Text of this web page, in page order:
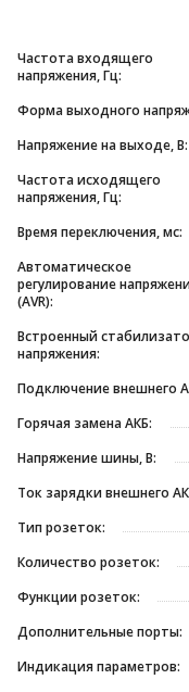
Частота входящего
напряжения, Гц:
Форма выходного
Напряжение на выходе, В:
Частота исходящего
напряжения, Гц:
Время переключения, мс:
Автоматическое
регулирование
(AVR):
Встроенный
напряжения:
Подключение внешнего
Горячая замена АКБ:
Напряжение шины, В:
Ток зарядки внешнего
Тип розеток:
Количество розеток:
Функции розеток:
Дополнительные порты:
Индикация параметров: